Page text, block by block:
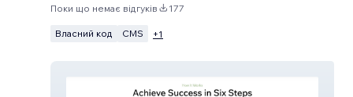
Поки що немає відгуків 177
Власний код CMS +1